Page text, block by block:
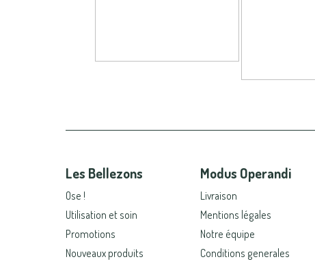
Les Bellezons
Ose !
Utilisation et soin
Promotions
Nouveaux produits
Modus Operandi
Livraison
Mentions légales
Notre équipe
Conditions generales